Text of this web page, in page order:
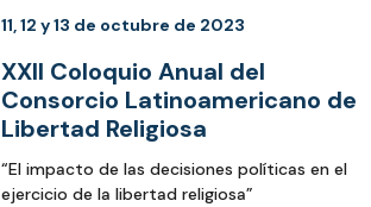
11, 12 y 13 de octubre de 2023
XXII Coloquio Anual del
Consorcio Latinoamericano de
Libertad Religiosa
“El impacto de las decisiones políticas en el
ejercicio de la libertad religiosa”